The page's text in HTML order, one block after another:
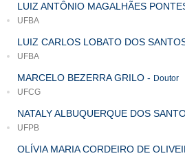
LUIZ ANTÔNIO MAGALHÃES
UFBA
LUIZ CARLOS LOBATO DOS
UFBA
MARCELO BEZERRA GRILO - Doutor
UFCG
NATALY ALBUQUERQUE DOS
UFPB
OLÍVIA MARIA CORDEIRO DE